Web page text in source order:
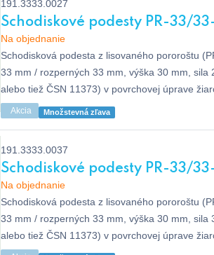
191.3333.0027
Schodiskové podesty PR-33/
Na objednanie
Schodisková podesta z lisovaného pororoštu
33 mm / rozperných 33 mm, výška 30 mm, sila
alebo tiež ČSN 11373) v povrchovej úprave
ISO 1461, bez protišmyku.
Akcia Množstevná zľava
191.3333.0037
Schodiskové podesty PR-33/
Na objednanie
Schodisková podesta z lisovaného pororoštu
33 mm / rozperných 33 mm, výška 30 mm, sila
alebo tiež ČSN 11373) v povrchovej úprave
ISO 1461, bez protišmyku.